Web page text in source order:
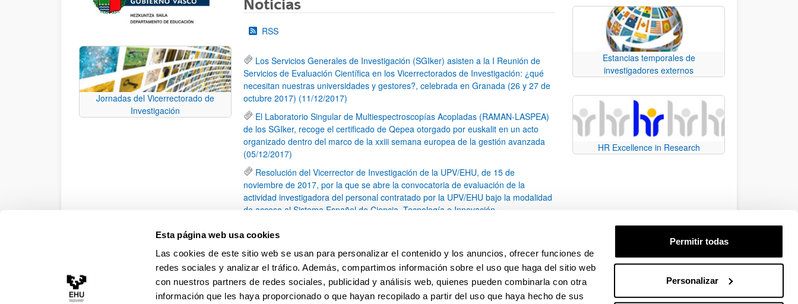
Esta página web usa cookies
Las cookies de este sitio web se usan para personalizar el contenido y los anuncios, ofrecer funciones de
redes sociales y analizar el tráfico. Además, compartimos información sobre el uso que haga del sitio web
con nuestros partners de redes sociales, publicidad y análisis web, quienes pueden combinarla con otra
información que les haya proporcionado o que hayan recopilado a partir del uso que haya hecho de sus
Permitir todas
Personalizar
Jornadas del Vicerrectorado de
Investigación
Noticias
RSS
Los Servicios Generales de Investigación (SGIker) asisten a la I Reunión de
Servicios de Evaluación Científica en los Vicerrectorados de Investigación: ¿qué
necesitan nuestras universidades y gestores?, celebrada en Granada (26 y 27 de
octubre 2017) (11/12/2017)
El Laboratorio Singular de Multiespectroscopías Acopladas (RAMAN-LASPEA)
de los SGIker, recoge el certificado de Qepea otorgado por euskalit en un acto
organizado dentro del marco de la xxiii semana europea de la gestión avanzada
(05/12/2017)
Resolución del Vicerrector de Investigación de la UPV/EHU, de 15 de
noviembre de 2017, por la que se abre la convocatoria de evaluación de la
actividad investigadora del personal contratado por la UPV/EHU bajo la modalidad
de acceso al Sistema Español de Ciencia, Tecnología e Innovación.
(TOC) en el Servicio Central de Análisis de Bizkaia (19/10/2017)
III Curso de Resonancia Magnética Nuclear de Estado Solido (11/10/2017)
Página
1 ...Páginas intermedias Use TAB para desplazarse.
Página
15 Página
16 Página
17 ...Páginas intermedias Use TAB para desplazarse.
Página
79
Estancias temporales de
investigadores externos
HR Excellence in Research